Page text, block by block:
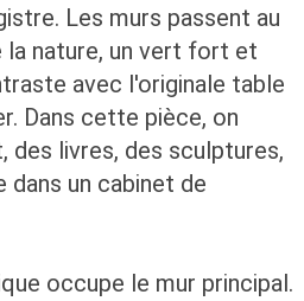
Les murs passent au
nature, un vert fort et
avec l'originale table
Dans cette pièce, on
des livres, des sculptures,
un cabinet de
occupe le mur principal.